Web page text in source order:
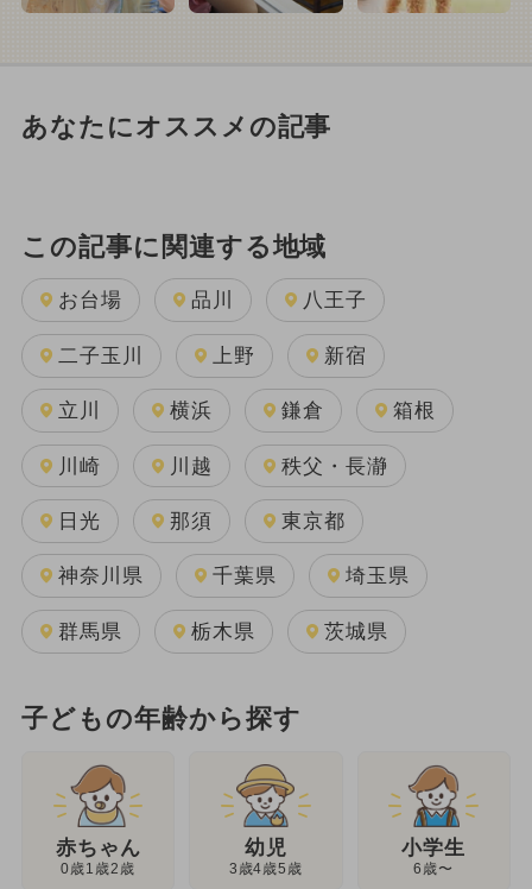
あなたにオススメの記事
この記事に関連する地域
お台場 品川 八王子
二子玉川 上野 新宿
立川 横浜 鎌倉 箱根
川崎 川越 秩父・長瀞
日光 那須 東京都
神奈川県 千葉県 埼玉県
群馬県 栃木県 茨城県
子どもの年齢から探す
赤ちゃん
0歳1歳2歳
幼児
3歳4歳5歳
小学生
6歳〜